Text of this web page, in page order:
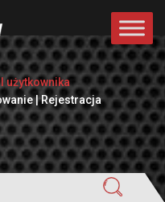
użytkownika
| Rejestracja